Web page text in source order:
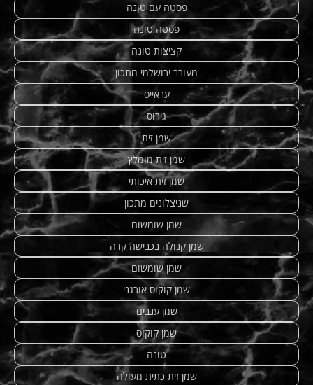
פסטה עם טונה
פסטה טונה
קציצות טונה
מעורב ירושלמי מתכון
עראייס
גירוס
שמן זית
שמן זית מומלץ
שמן זית איכותי
שניצלונים מתכון
שמן שומשום
שמן קנולה בכבישה קרה
שמן שומשום
שמן קוקוס אורגני
שמן ענבים
שמן קוקוס
טונה
שמן זית כתית מעולה